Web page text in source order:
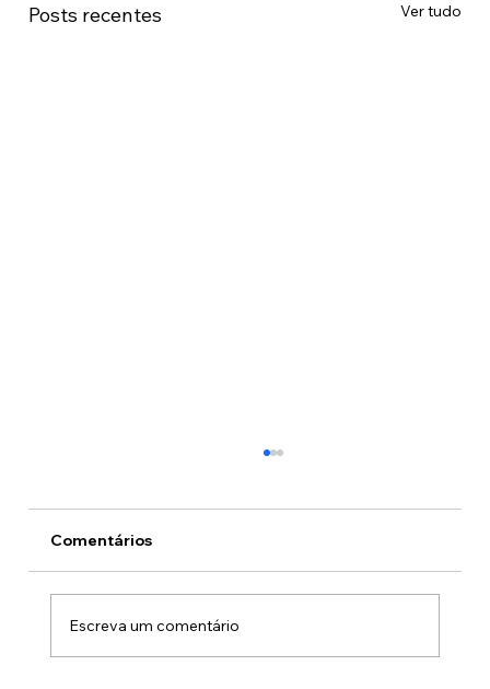
Posts recentes Ver tudo
O preço do crime
Comentários
Escreva um comentário